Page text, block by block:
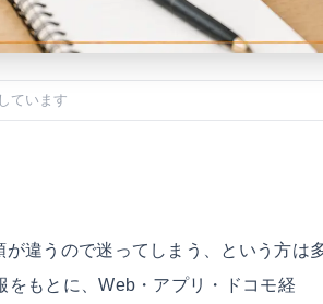
ています
違うので迷ってしまう、という方は
もとに、Web・アプリ・ドコモ経